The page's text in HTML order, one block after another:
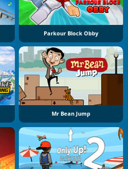
Parkour Block Obby
Mr Bean Jump